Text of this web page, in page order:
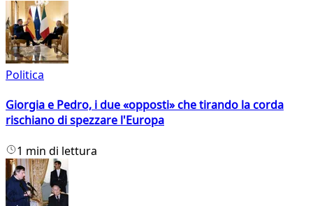
Politica
Giorgia e Pedro, i due «opposti» che tirando la corda
rischiano di spezzare l'Europa
1 min di lettura